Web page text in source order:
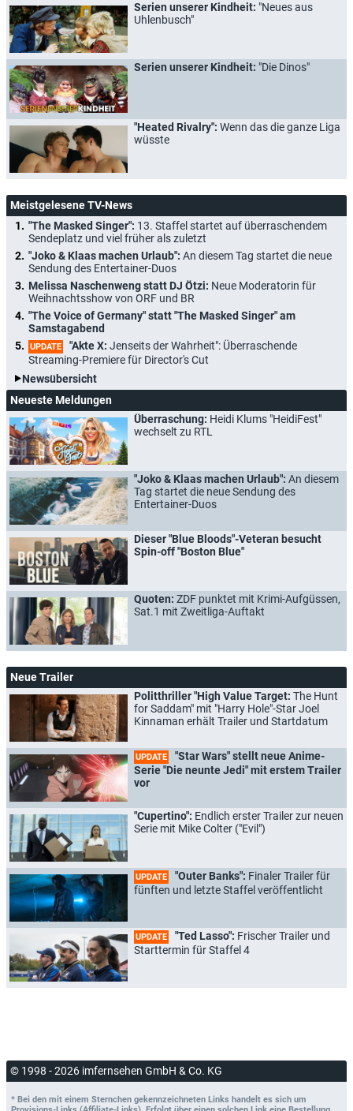
Serien unserer Kindheit: "Neues aus
Uhlenbusch"
Serien unserer Kindheit: "Die Dinos"
"Heated Rivalry": Wenn das die ganze Liga
wüsste
Meistgelesene TV-News
"The Masked Singer": 13. Staffel startet auf überraschendem
Sendeplatz und viel früher als zuletzt
"Joko & Klaas machen Urlaub": An diesem Tag startet die neue
Sendung des Entertainer-Duos
Melissa Naschenweng statt DJ Ötzi: Neue Moderatorin für
Weihnachtsshow von ORF und BR
"The Voice of Germany" statt "The Masked Singer" am
Samstagabend
UPDATE "Akte X: Jenseits der Wahrheit": Überraschende
Streaming-Premiere für Director's Cut
Newsübersicht
Neueste Meldungen
Überraschung: Heidi Klums "HeidiFest"
wechselt zu RTL
"Joko & Klaas machen Urlaub": An diesem
Tag startet die neue Sendung des
Entertainer-Duos
Dieser "Blue Bloods"-Veteran besucht
Spin-off "Boston Blue"
Quoten: ZDF punktet mit Krimi-Aufgüssen,
Sat.1 mit Zweitliga-Auftakt
Neue Trailer
Politthriller "High Value Target: The Hunt
for Saddam" mit "Harry Hole"-Star Joel
Kinnaman erhält Trailer und Startdatum
UPDATE
"Star Wars" stellt neue Anime-
Serie "Die neunte Jedi" mit erstem Trailer
vor
"Cupertino": Endlich erster Trailer zur neuen
Serie mit Mike Colter ("Evil")
UPDATE "Outer Banks": Finaler Trailer für
fünften und letzte Staffel veröffentlicht
UPDATE "Ted Lasso": Frischer Trailer und
Starttermin für Staffel 4
© 1998 - 2026 imfernsehen GmbH & Co. KG
* Bei den mit einem Sternchen gekennzeichneten Links handelt es sich um